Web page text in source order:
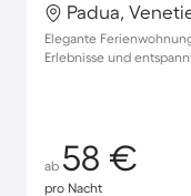
Padua,
Elegante
Erlebnisse und
ab 58 €
pro Nacht